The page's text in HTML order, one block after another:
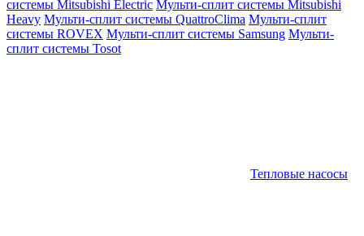
системы Mitsubishi Electric Мульти-сплит системы Mitsubishi
Heavy Мульти-сплит системы QuattroClima Мульти-сплит
системы ROVEX Мульти-сплит системы Samsung Мульти-
сплит системы Tosot
Тепловые насосы